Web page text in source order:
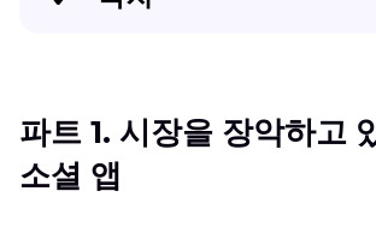
파트 2. 전 세계적으로 인기 있는 앱
보너스 팁: HitPaw Univd로 소셜 미디
파트 1. 시장을 장악하고
소셜 앱